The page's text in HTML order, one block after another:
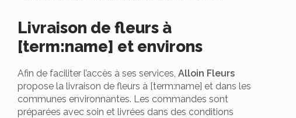
Livraison de fleurs à
[term:name] et environs
Afin de faciliter l’accès à ses services, Alloin Fleurs
propose la livraison de fleurs à [term:name] et dans les
communes environnantes. Les commandes sont
préparées avec soin et livrées dans des conditions